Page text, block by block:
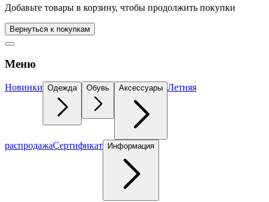
Добавьте товары в корзину, чтобы продолжить покупки
Вернуться к покупкам
Меню
Новинки Одежда Обувь Аксессуары Летняя
распродажаСертификат Информация